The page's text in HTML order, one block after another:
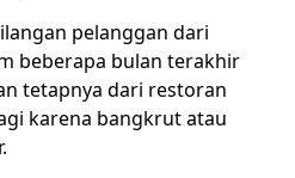
pelanggan dari
beberapa bulan terakhir
tetapnya dari restoran
karena bangkrut atau